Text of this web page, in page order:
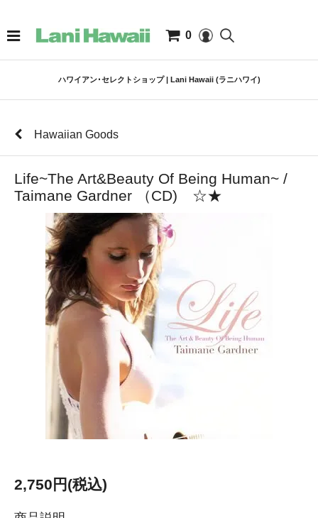
0
ハワイアン･セレクトショップ | Lani Hawaii (ラニハワイ)
Hawaiian Goods
Life~The Art&Beauty Of Being Human~ /
Taimane Gardner （CD) ☆★
2,750円(税込)